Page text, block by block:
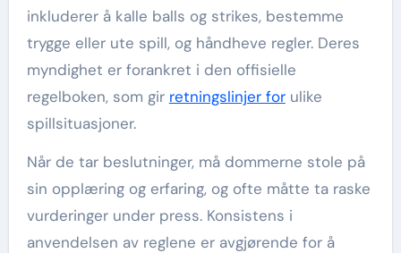
inkluderer å kalle balls og strikes, bestemme
trygge eller ute spill, og håndheve regler. Deres
myndighet er forankret i den offisielle
regelboken, som gir retningslinjer forulike
spillsituasjoner.
Når de tar beslutninger, må dommerne stole på
sin opplæring og erfaring, og ofte måtte ta raske
vurderinger under press. Konsistens i
anvendelsen av reglene er avgjørende for å